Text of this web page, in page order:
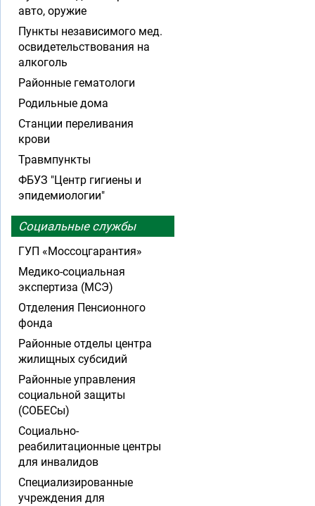
авто, оружие
Пункты независимого мед.
освидетельствования на
алкоголь
Районные гематологи
Родильные дома
Станции переливания
крови
Травмпункты
ФБУЗ "Центр гигиены и
эпидемиологии"
Социальные службы
ГУП «Моссоцгарантия»
Медико-социальная
экспертиза (МСЭ)
Отделения Пенсионного
фонда
Районные отделы центра
жилищных субсидий
Районные управления
социальной защиты
(СОБЕСы)
Социально-
реабилитационные центры
для инвалидов
Специализированные
учреждения для